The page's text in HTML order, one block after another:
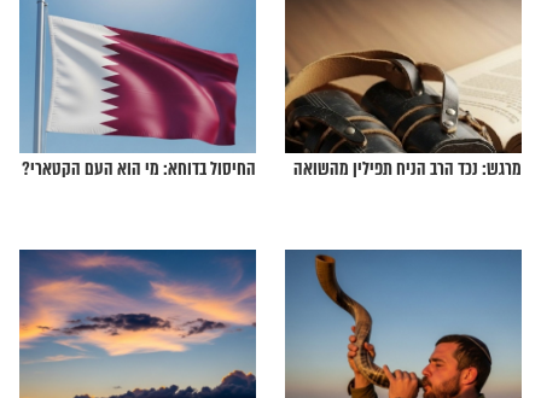
זו מהות יום תשעה
"תורת האר"י היא המשך תורת משה
רבנו"